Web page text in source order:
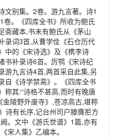
文别集。2卷。游九言著。诗1
卷。《四库全书》所收为鲍氏
斋藏本,书末有鲍氏从《茅山
录词3首,从曹学佺《石仓历代
中的《宋诗选》及《槜李诗
书补录诗6首。厉鹗《宋诗纪
游九言诗4首,两首采自此集,另
自《诗学禁脔》。《四库全书
称其:“诗格不甚高,而时有晚唐
陵野外废寺》,苍凉高古,堪称
诗有长序,记台州司户滕膺拒方
。文中《游氏世谱》1篇,亦有
宋人集》乙编本。